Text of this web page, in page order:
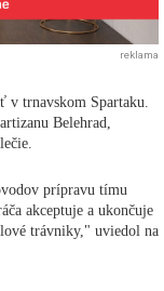
reklama
v trnavskom Spartaku.
Belehrad,
prípravu tímu
akceptuje a ukončuje
trávniky," uviedol na